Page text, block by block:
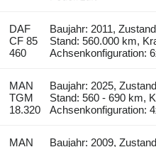
DAF
CF 85
460
Baujahr: 2011,
Stand: 560.000 km,
Achsenkonfiguration:
MAN
TGM
18.320
Baujahr: 2025,
Stand: 560 - 690 km,
Achsenkonfiguration:
MAN Baujahr: 2009,